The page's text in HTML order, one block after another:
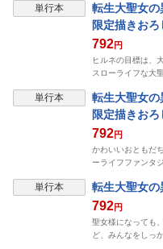
単行本
転生大聖女
限定描きおろ
792円
ヒルネの目標は、
スローライフな大
単行本
転生大聖女
限定描きおろ
792円
かわいいおともだ
ーライフファンタ
単行本 転生大聖女の
792円
聖女様になっても
ど、みんなをしっ